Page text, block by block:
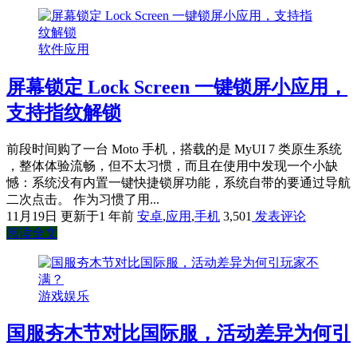
软件应用
屏幕锁定 Lock Screen 一键锁屏小应用，
支持指纹解锁
前段时间购了一台 Moto 手机，搭载的是 MyUI 7 类原生系统
，整体体验流畅，但不太习惯，而且在使用中发现一个小缺
憾：系统没有内置一键快捷锁屏功能，系统自带的要通过导航
二次点击。 作为习惯了用...
11月19日 更新于1 年前 安卓,应用 ,手机 3,501 发表评论
阅读全文
游戏娱乐
国服夯木节对比国际服，活动差异为何引